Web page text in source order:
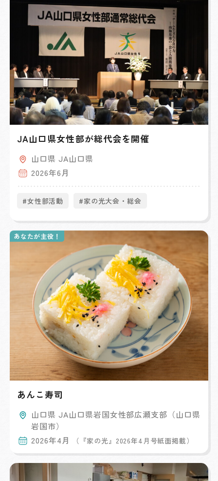
JA山口県女性部が総代会を開催
山口県 JA山口県
2026年6月
#女性部活動 #家の光大会・総会
あなたが主役！
あんこ寿司
山口県 JA山口県岩国女性部広瀬支部（山口県
岩国市）
2026年4月
（『家の光』2026年4月号紙面掲載）